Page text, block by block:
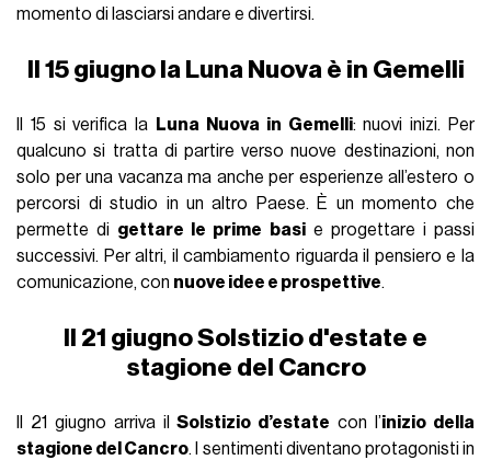
momento di lasciarsi andare e divertirsi.
Il 15 giugno la Luna Nuova è in Gemelli
Il 15 si verifica la Luna Nuova in Gemelli: nuovi inizi. Per
qualcuno si tratta di partire verso nuove destinazioni, non
solo per una vacanza ma anche per esperienze all’estero o
percorsi di studio in un altro Paese. È un momento che
permette di gettare le prime basie progettare i passi
successivi. Per altri, il cambiamento riguarda il pensiero e la
comunicazione, con nuove idee e prospettive.
Il 21 giugno Solstizio d'estate e
stagione del Cancro
Il 21 giugno arriva ilSolstizio d’estate con l’inizio della
stagione del Cancro. I sentimenti diventano protagonisti in